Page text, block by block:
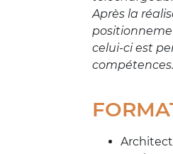
Après la
celui-ci est
compétences.